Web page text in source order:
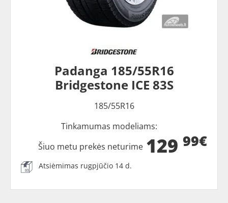
Padanga 185/55R16
Bridgestone ICE 83S
185/55R16
Tinkamumas modeliams:
129 99€
Šiuo metu prekės neturime
Atsiėmimas rugpjūčio 14 d.